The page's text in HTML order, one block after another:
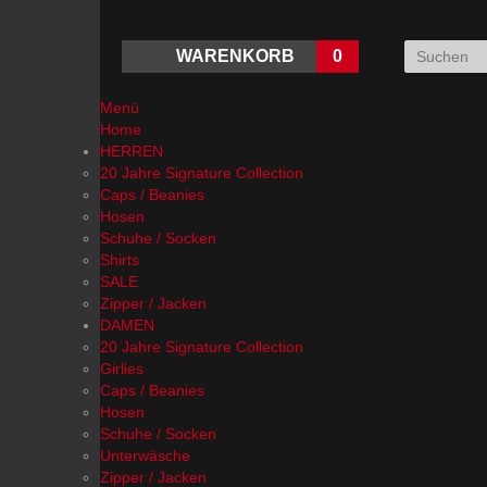
WARENKORB 0
Menü
Home
HERREN
20 Jahre Signature Collection
Caps / Beanies
Hosen
Schuhe / Socken
Shirts
SALE
Zipper / Jacken
DAMEN
20 Jahre Signature Collection
Girlies
Caps / Beanies
Hosen
Schuhe / Socken
Unterwäsche
Zipper / Jacken